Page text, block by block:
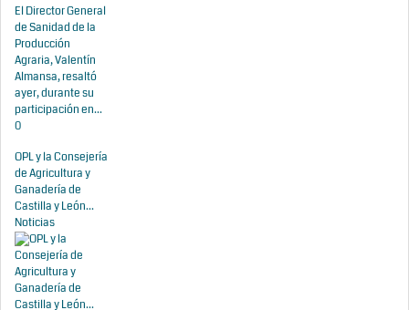
El Director General
de Sanidad de la
Producción
Agraria, Valentín
Almansa, resaltó
ayer, durante su
participación en...
0
OPL y la Consejería
de Agricultura y
Ganadería de
Castilla y León...
Noticias